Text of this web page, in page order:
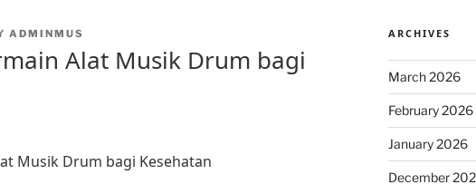
ADMINMUS
Alat Musik Drum bagi
Musik Drum bagi Kesehatan
ARCHIVES
March 2026
February 2026
January 2026
December